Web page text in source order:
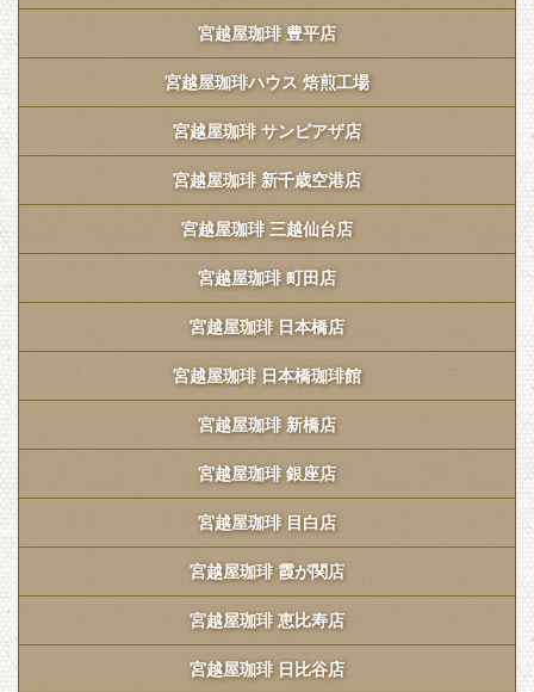
宮越屋珈琲 豊平店
宮越屋珈琲ハウス 焙煎工場
宮越屋珈琲 サンピアザ店
宮越屋珈琲 新千歳空港店
宮越屋珈琲 三越仙台店
宮越屋珈琲 町田店
宮越屋珈琲 日本橋店
宮越屋珈琲 日本橋珈琲館
宮越屋珈琲 新橋店
宮越屋珈琲 銀座店
宮越屋珈琲 目白店
宮越屋珈琲 霞が関店
宮越屋珈琲 恵比寿店
宮越屋珈琲 日比谷店